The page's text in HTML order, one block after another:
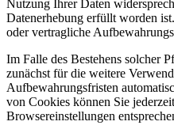
Nutzung Ihrer Daten
Datenerhebung erfüllt worden
oder vertragliche
Im Falle des Bestehens solcher
zunächst für die weitere
Aufbewahrungsfristen
von Cookies können Sie
Browsereinstellungen